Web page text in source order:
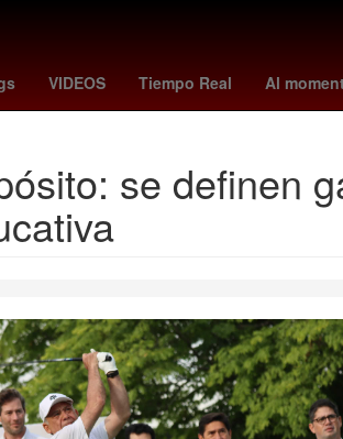
VIDEOS Tiempo Real Al
influenza h3n2 toluca vs santos
se definen